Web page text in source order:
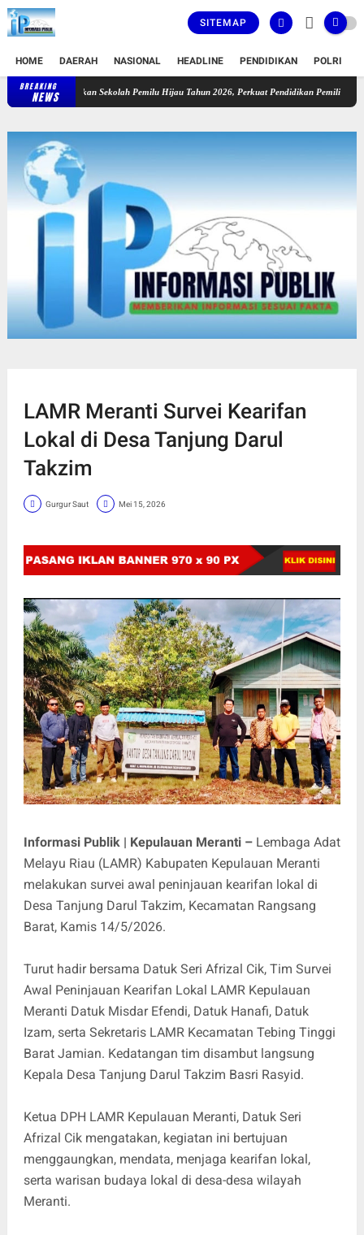
SITEMAP
HOME DAERAH NASIONAL HEADLINE PENDIDIKAN POLRI
BREAKING
NEWS
Luncurkan Sekolah Pemilu Hijau Tahun 2026, Perkuat Pendidikan Pemilih Berwawasan
LAMR Meranti Survei Kearifan
Lokal di Desa Tanjung Darul
Takzim
Gurgur Saut Mei 15, 2026
Informasi Publik | Kepulauan Meranti –Lembaga Adat
Melayu Riau (LAMR) Kabupaten Kepulauan Meranti
melakukan survei awal peninjauan kearifan lokal di
Desa Tanjung Darul Takzim, Kecamatan Rangsang
Barat, Kamis 14/5/2026.
Turut hadir bersama Datuk Seri Afrizal Cik, Tim Survei
Awal Peninjauan Kearifan Lokal LAMR Kepulauan
Meranti Datuk Misdar Efendi, Datuk Hanafi, Datuk
Izam, serta Sekretaris LAMR Kecamatan Tebing Tinggi
Barat Jamian. Kedatangan tim disambut langsung
Kepala Desa Tanjung Darul Takzim Basri Rasyid.
Ketua DPH LAMR Kepulauan Meranti, Datuk Seri
Afrizal Cik mengatakan, kegiatan ini bertujuan
menggaungkan, mendata, menjaga kearifan lokal,
serta warisan budaya lokal di desa-desa wilayah
Meranti.